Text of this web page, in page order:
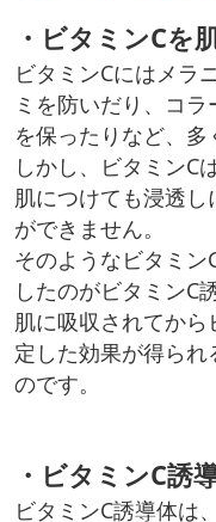
・ビタミンCを
ビタミンCにはメラ
ミを防いだり、コ
を保ったりなど、多
しかし、ビタミンC
肌につけても浸透し
ができません。
そのようなビタミン
したのがビタミンC
肌に吸収されてか
定した効果が得ら
のです。
・ビタミンC誘
ビタミンC誘導体は